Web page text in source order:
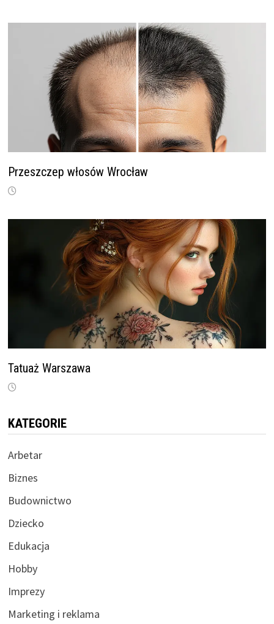
Przeszczep włosów Wrocław
Tatuaż Warszawa
KATEGORIE
Arbetar
Biznes
Budownictwo
Dziecko
Edukacja
Hobby
Imprezy
Marketing i reklama